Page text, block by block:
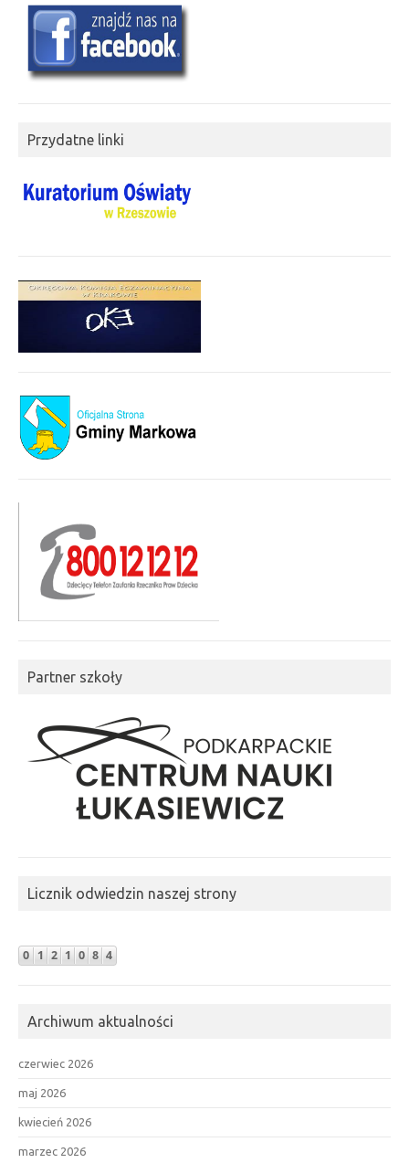
Przydatne linki
Partner szkoły
Licznik odwiedzin naszej strony
Archiwum aktualności
czerwiec 2026
maj 2026
kwiecień 2026
marzec 2026